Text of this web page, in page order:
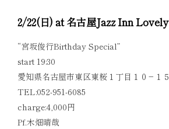
2/22(日) at 名古屋Jazz Inn Lovely
“宮坂俊行Birthday Special”
start 19:30
愛知県名古屋市東区東桜１丁目１０−１５
TEL:052-951-6085
charge:4,000円
Pf.木畑晴哉